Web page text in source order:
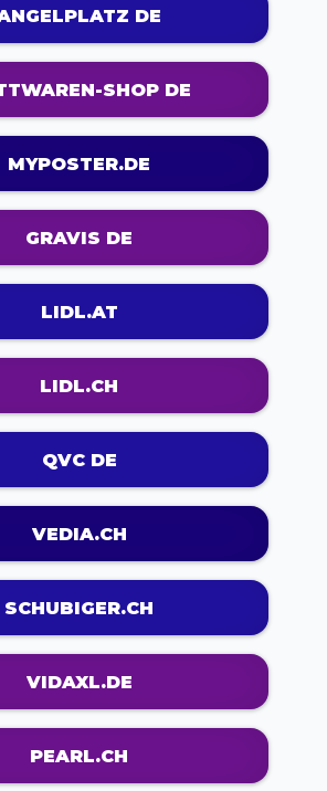
DE
SHOP DE
MYPOSTER.DE
GRAVIS DE
LIDL.AT
LIDL.CH
QVC DE
VEDIA.CH
SCHUBIGER.CH
VIDAXL.DE
PEARL.CH